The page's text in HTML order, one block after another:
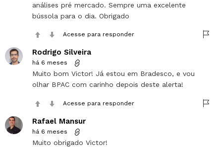
análises pré mercado. Sempre uma excelente
bússola para o dia. Obrigado
Acesse para responder
Rodrigo Silveira
há 6 meses
Muito bom Victor! Já estou em Bradesco, e vou
olhar BPAC com carinho depois deste alerta!
Acesse para responder
Rafael Mansur
há 6 meses
Muito obrigado Victor!